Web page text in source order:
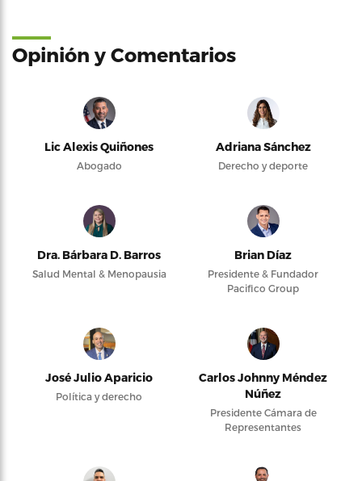
Opinión y Comentarios
Lic Alexis Quiñones
Abogado
Adriana Sánchez
Derecho y deporte
Dra. Bárbara D. Barros
Salud Mental & Menopausia
Brian Díaz
Presidente & Fundador
Pacifico Group
José Julio Aparicio
Política y derecho
Carlos Johnny Méndez
Núñez
Presidente Cámara de
Representantes